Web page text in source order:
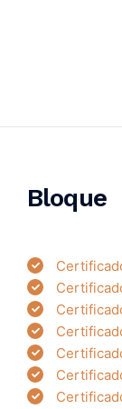
Bloque